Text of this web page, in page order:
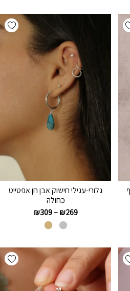
Add wishlist
גלורי-עגילי חישוק אבן חן אפטייט
כחולה
₪269
–
₪309
Add wishlist